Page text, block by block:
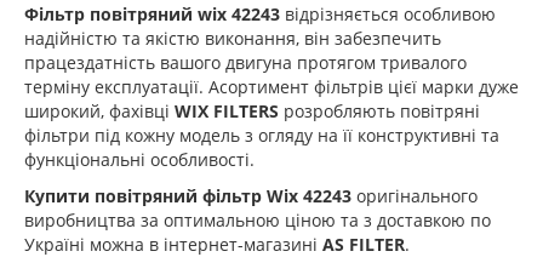
Фільтр повітряний wix 42243 відрізняється особливою
надійністю та якістю виконання, він забезпечить
працездатність вашого двигуна протягом тривалого
терміну експлуатації. Асортимент фільтрів цієї марки дуже
широкий, фахівці WIX FILTERS розробляють повітряні
фільтри під кожну модель з огляду на її конструктивні та
функціональні особливості.
Купити повітряний фільтр Wix 42243 оригінального
виробництва за оптимальною ціною та з доставкою по
Україні можна в інтернет-магазині AS FILTER.